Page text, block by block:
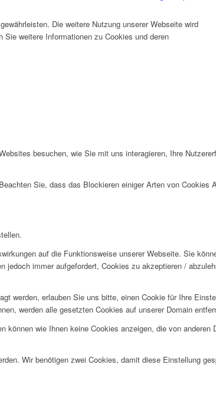
Die weitere Nutzung unserer Webseite wird
weitere Informationen zu Cookies und deren
besuchen, wie Sie mit uns interagieren, Ihre
Sie, dass das Blockieren einiger Arten von Cookies
auf die Funktionsweise unserer Webseite. Sie
immer aufgefordert, Cookies zu akzeptieren /
werden, erlauben Sie uns bitte, einen Cookie für Ihre
werden alle gesetzten Cookies auf unserer Domain
wie Ihnen keine Cookies anzeigen, die von anderen
Wir benötigen zwei Cookies, damit diese Einstellung